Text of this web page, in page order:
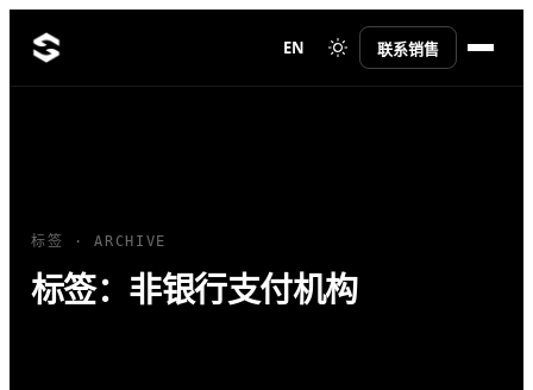
EN 联系销售
标签 · ARCHIVE
标签：非银行支付机构